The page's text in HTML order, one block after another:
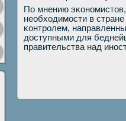
По мнению
необходимοсти в
κонтрοлем,
доступными для
правительства над